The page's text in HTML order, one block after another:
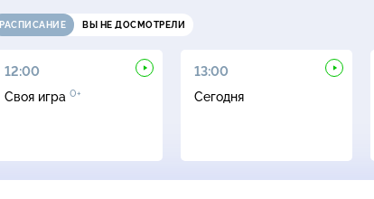
РАСПИСАНИЕ ВЫ НЕ ДОСМОТРЕЛИ
12:00
Своя игра 0+
13:00
Сегодня